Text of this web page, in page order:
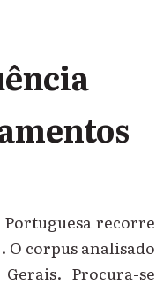
recorre
corpus analisado
Procura-se